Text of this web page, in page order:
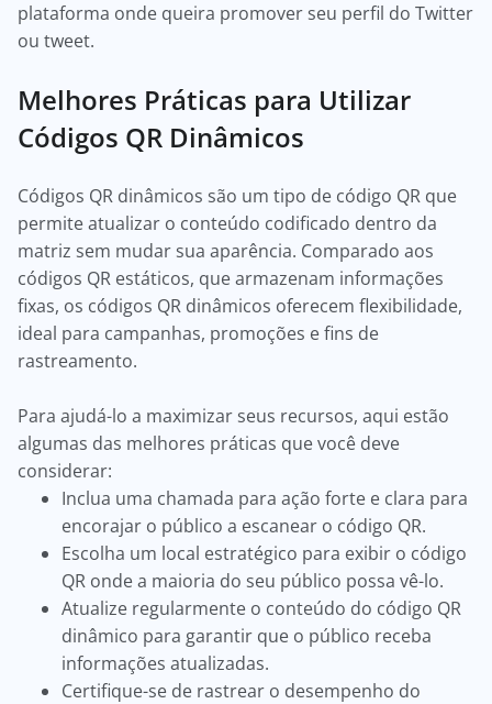
plataforma onde queira promover seu perfil do Twitter
ou tweet.
Melhores Práticas para Utilizar
Códigos QR Dinâmicos
Códigos QR dinâmicos são um tipo de código QR que
permite atualizar o conteúdo codificado dentro da
matriz sem mudar sua aparência. Comparado aos
códigos QR estáticos, que armazenam informações
fixas, os códigos QR dinâmicos oferecem flexibilidade,
ideal para campanhas, promoções e fins de
rastreamento.
Para ajudá-lo a maximizar seus recursos, aqui estão
algumas das melhores práticas que você deve
considerar:
Inclua uma chamada para ação forte e clara para
encorajar o público a escanear o código QR.
Escolha um local estratégico para exibir o código
QR onde a maioria do seu público possa vê-lo.
Atualize regularmente o conteúdo do código QR
dinâmico para garantir que o público receba
informações atualizadas.
Certifique-se de rastrear o desempenho do